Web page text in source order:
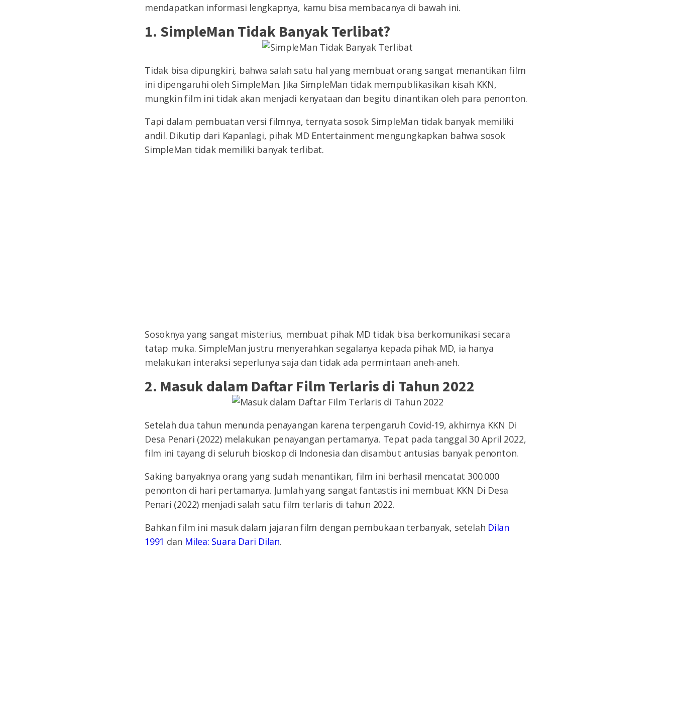
mendapatkan informasi lengkapnya, kamu bisa membacanya di bawah ini.
1. SimpleMan Tidak Banyak Terlibat?
Tidak bisa dipungkiri, bahwa salah satu hal yang membuat orang sangat menantikan film
ini dipengaruhi oleh SimpleMan. Jika SimpleMan tidak mempublikasikan kisah KKN,
mungkin film ini tidak akan menjadi kenyataan dan begitu dinantikan oleh para penonton.
Tapi dalam pembuatan versi filmnya, ternyata sosok SimpleMan tidak banyak memiliki
andil. Dikutip dari Kapanlagi, pihak MD Entertainment mengungkapkan bahwa sosok
SimpleMan tidak memiliki banyak terlibat.
Sosoknya yang sangat misterius, membuat pihak MD tidak bisa berkomunikasi secara
tatap muka. SimpleMan justru menyerahkan segalanya kepada pihak MD, ia hanya
melakukan interaksi seperlunya saja dan tidak ada permintaan aneh-aneh.
2. Masuk dalam Daftar Film Terlaris di Tahun 2022
Setelah dua tahun menunda penayangan karena terpengaruh Covid-19, akhirnya KKN Di
Desa Penari (2022) melakukan penayangan pertamanya. Tepat pada tanggal 30 April 2022,
film ini tayang di seluruh bioskop di Indonesia dan disambut antusias banyak penonton.
Saking banyaknya orang yang sudah menantikan, film ini berhasil mencatat 300.000
penonton di hari pertamanya. Jumlah yang sangat fantastis ini membuat KKN Di Desa
Penari (2022) menjadi salah satu film terlaris di tahun 2022.
Bahkan film ini masuk dalam jajaran film dengan pembukaan terbanyak, setelah Dilan
1991 dan Milea: Suara Dari Dilan.